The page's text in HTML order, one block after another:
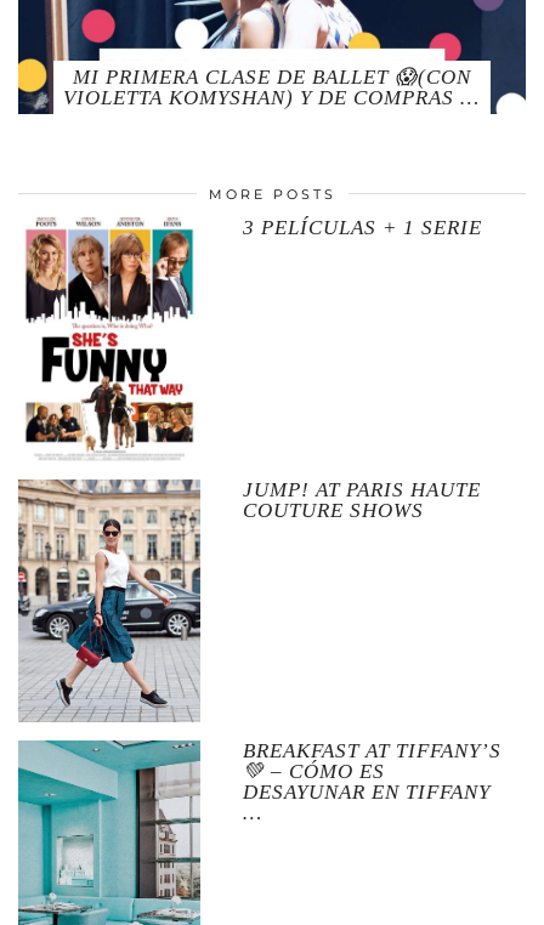
MI PRIMERA CLASE DE BALLET 😱(CON
VIOLETTA KOMYSHAN) Y DE COMPRAS …
MORE POSTS
3 PELÍCULAS + 1 SERIE
JUMP! AT PARIS HAUTE
COUTURE SHOWS
BREAKFAST AT TIFFANY’S
💚 – CÓMO ES
DESAYUNAR EN TIFFANY
…